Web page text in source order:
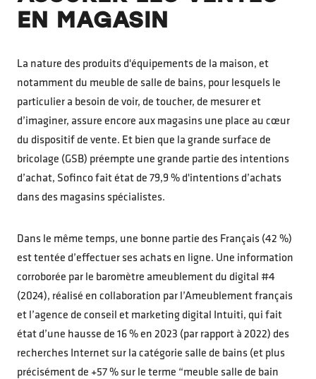
EN MAGASIN
La nature des produits d'équipements de la maison, et
notamment du meuble de salle de bains, pour lesquels le
particulier a besoin de voir, de toucher, de mesurer et
d’imaginer, assure encore aux magasins une place au cœur
du dispositif de vente. Et bien que la grande surface de
bricolage (GSB) préempte une grande partie des intentions
d’achat, Sofinco fait état de 79,9 % d'intentions d’achats
dans des magasins spécialistes.
Dans le même temps, une bonne partie des Français (42 %)
est tentée d’effectuer ses achats en ligne. Une information
corroborée par le baromètre ameublement du digital #4
(2024), réalisé en collaboration par l’Ameublement français
et l’agence de conseil et marketing digital Intuiti, qui fait
état d’une hausse de 16 % en 2023 (par rapport à 2022) des
recherches Internet sur la catégorie salle de bains (et plus
précisément de +57 % sur le terme “meuble salle de bain